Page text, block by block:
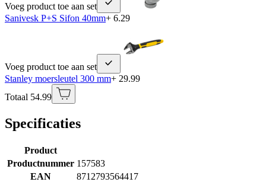
Voeg product toe aan set
Sanivesk P+S Sifon 40mm+ 6.29
Voeg product toe aan set
Stanley moersleutel 300 mm+ 29.99
Totaal 54.99
Specificaties
Product
Productnummer 157583
EAN
8712793564417